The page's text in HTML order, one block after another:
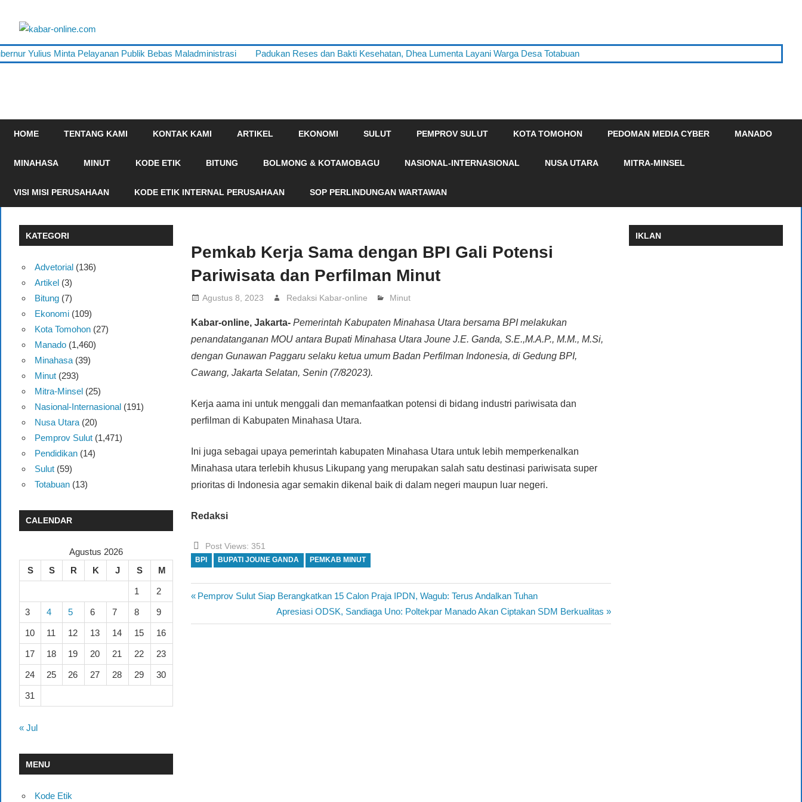
online.com
terpercaya
dalam
Yulius Minta Pelayanan Publik Bebas Maladministrasi Padukan Reses dan Bakti Kesehatan, Dhea Lumenta Layani Warga Desa Totabuan
HOME TENTANG KAMI KONTAK KAMI ARTIKEL EKONOMI SULUT PEMPROV SULUT KOTA TOMOHON PEDOMAN MEDIA CYBER MANADO
MINAHASA MINUT KODE ETIK BITUNG BOLMONG & KOTAMOBAGU NASIONAL-INTERNASIONAL NUSA UTARA MITRA-MINSEL
VISI MISI PERUSAHAAN KODE ETIK INTERNAL PERUSAHAAN SOP PERLINDUNGAN WARTAWAN
Pemkab Kerja Sama dengan BPI Gali Potensi
Pariwisata dan Perfilman Minut
Agustus 8, 2023 Redaksi Kabar-online Minut
Kabar-online, Jakarta- Pemerintah Kabupaten Minahasa Utara bersama BPI melakukan
penandatanganan MOU antara Bupati Minahasa Utara Joune J.E. Ganda, S.E.,M.A.P., M.M., M.Si,
dengan Gunawan Paggaru selaku ketua umum Badan Perfilman Indonesia, di Gedung BPI,
Cawang, Jakarta Selatan, Senin (7/82023).
Kerja aama ini untuk menggali dan memanfaatkan potensi di bidang industri pariwisata dan
perfilman di Kabupaten Minahasa Utara.
Ini juga sebagai upaya pemerintah kabupaten Minahasa Utara untuk lebih memperkenalkan
Minahasa utara terlebih khusus Likupang yang merupakan salah satu destinasi pariwisata super
prioritas di Indonesia agar semakin dikenal baik di dalam negeri maupun luar negeri.
Redaksi
Post Views: 351
BPI BUPATI JOUNE GANDA PEMKAB MINUT
Navigasi
pos
Previous
Pemprov Sulut Siap Berangkatkan 15 Calon Praja IPDN, Wagub: Terus Andalkan Tuhan
Next
Post:
Apresiasi ODSK, Sandiaga Uno: Poltekpar Manado Akan Ciptakan SDM Berkualitas
KATEGORI
Advetorial(136)
Artikel(3)
Bitung(7)
Ekonomi(109)
Kota Tomohon(27)
Manado(1,460)
Minahasa(39)
Minut(293)
Mitra-Minsel(25)
Nasional-Internasional(191)
Nusa Utara(20)
Pemprov Sulut(1,471)
Pendidikan(14)
Sulut(59)
Totabuan(13)
CALENDAR
Agustus 2026
S
S R K J S M
1 2
3 4 5 6 7 8 9
10 11 12 13 14 15 16
17 18 19 20 21 22 23
24 25 26 27 28 29 30
31
« Jul
MENU
Kode Etik
IKLAN